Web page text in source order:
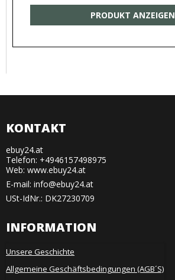
PRODUKT ANZEIGEN
KONTAKT
ebuy24.at
Telefon: +4946157498975
Web: www.ebuy24.at
E-mail: info@ebuy24.at
USt-IdNr.: DK27230709
INFORMATION
Unsere Geschichte
Allgemeine Geschäftsbedingungen (AGB´S)